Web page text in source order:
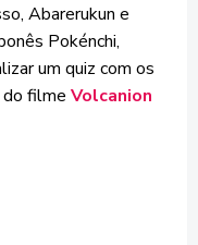
Abarerukun e
Pokénchi,
um quiz com os
filme Volcanion